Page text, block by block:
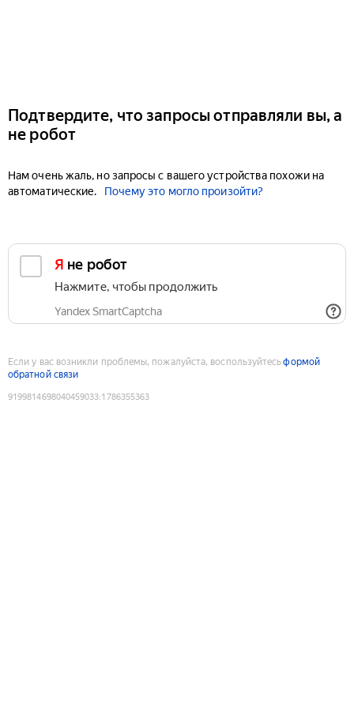
Подтвердите, что запросы отправляли вы, а
не робот
Нам очень жаль, но запросы с вашего устройства похожи на
автоматические.
Почему это могло произойти?
Я не робот
Нажмите, чтобы продолжить
Yandex SmartCaptcha
Если у вас возникли проблемы, пожалуйста, воспользуйтесьформой
обратной связи
9199814698040459033:1786355363